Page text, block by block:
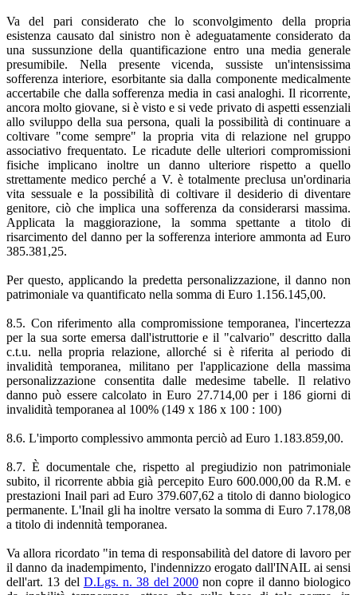
Va del pari considerato che lo sconvolgimento della propria
esistenza causato dal sinistro non è adeguatamente considerato da
una sussunzione della quantificazione entro una media generale
presumibile. Nella presente vicenda, sussiste un'intensissima
sofferenza interiore, esorbitante sia dalla componente medicalmente
accertabile che dalla sofferenza media in casi analoghi. Il ricorrente,
ancora molto giovane, si è visto e si vede privato di aspetti essenziali
allo sviluppo della sua persona, quali la possibilità di continuare a
coltivare "come sempre" la propria vita di relazione nel gruppo
associativo frequentato. Le ricadute delle ulteriori compromissioni
fisiche implicano inoltre un danno ulteriore rispetto a quello
strettamente medico perché a V. è totalmente preclusa un'ordinaria
vita sessuale e la possibilità di coltivare il desiderio di diventare
genitore, ciò che implica una sofferenza da considerarsi massima.
Applicata la maggiorazione, la somma spettante a titolo di
risarcimento del danno per la sofferenza interiore ammonta ad Euro
385.381,25.
Per questo, applicando la predetta personalizzazione, il danno non
patrimoniale va quantificato nella somma di Euro 1.156.145,00.
8.5. Con riferimento alla compromissione temporanea, l'incertezza
per la sua sorte emersa dall'istruttorie e il "calvario" descritto dalla
c.t.u. nella propria relazione, allorché si è riferita al periodo di
invalidità temporanea, militano per l'applicazione della massima
personalizzazione consentita dalle medesime tabelle. Il relativo
danno può essere calcolato in Euro 27.714,00 per i 186 giorni di
invalidità temporanea al 100% (149 x 186 x 100 : 100)
8.6. L'importo complessivo ammonta perciò ad Euro 1.183.859,00.
8.7. È documentale che, rispetto al pregiudizio non patrimoniale
subito, il ricorrente abbia già percepito Euro 600.000,00 da R.M. e
prestazioni Inail pari ad Euro 379.607,62 a titolo di danno biologico
permanente. L'Inail gli ha inoltre versato la somma di Euro 7.178,08
a titolo di indennità temporanea.
Va allora ricordato "in tema di responsabilità del datore di lavoro per
il danno da inadempimento, l'indennizzo erogato dall'INAIL ai sensi
dell'art. 13 del D.Lgs. n. 38 del 2000non copre il danno biologico